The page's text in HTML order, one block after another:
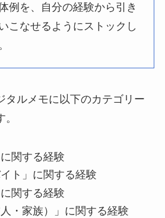
例を、自分の経験から引き
こなせるようにストックし
タルメモに以下のカテゴリー
関する経験
イト」に関する経験
関する経験
人・家族）」に関する経験